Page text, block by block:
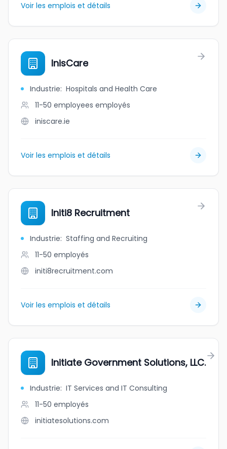
Voir les emplois et détails
InisCare
Industrie: Hospitals and Health Care
11-50 employees employés
iniscare.ie
Voir les emplois et détails
Initi8 Recruitment
Industrie: Staffing and Recruiting
11-50 employés
initi8recruitment.com
Voir les emplois et détails
Initiate Government Solutions, LLC.
Industrie: IT Services and IT Consulting
11-50 employés
initiatesolutions.com